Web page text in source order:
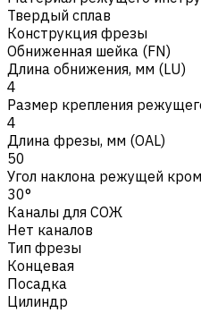
Твердый сплав
Конструкция фрезы
Обниженная шейка (FN)
Длина обнижения, мм (LU)
4
Размер крепления
4
Длина фрезы, мм (OAL)
50
Угол наклона режущей
30°
Каналы для СОЖ
Нет каналов
Тип фрезы
Концевая
Посадка
Цилиндр